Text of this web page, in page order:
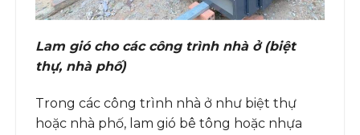
Lam gió cho các công trình nhà ở (biệt
thự, nhà phố)
Trong các công trình nhà ở như biệt thự
hoặc nhà phố, lam gió bê tông hoặc nhựa